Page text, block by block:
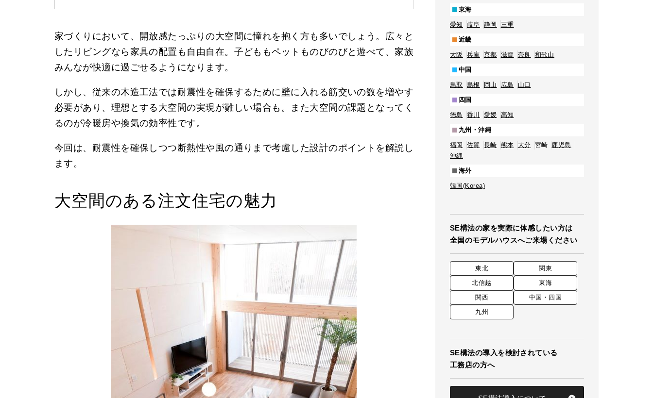
家づくりにおいて、開放感たっぷりの大空間に憧れを抱く方も多いでしょう。広々と
したリビングなら家具の配置も自由自在。子どももペットものびのびと遊べて、家族
みんなが快適に過ごせるようになります。
しかし、従来の木造工法では耐震性を確保するために壁に入れる筋交いの数を増やす
必要があり、理想とする大空間の実現が難しい場合も。また大空間の課題となってく
るのが冷暖房や換気の効率性です。
今回は、耐震性を確保しつつ断熱性や風の通りまで考慮した設計のポイントを解説し
ます。
大空間のある注文住宅の魅力
東海
愛知 岐阜 静岡 三重
近畿
大阪 兵庫 京都 滋賀 奈良 和歌山
中国
鳥取 島根 岡山 広島 山口
四国
徳島 香川 愛媛 高知
九州・沖縄
福岡 佐賀 長崎 熊本 大分 宮崎 鹿児島
沖縄
海外
韓国(Korea)
SE構法の家を実際に体感したい方は
全国のモデルハウスへご来場ください
東北
関東
北信越
東海
関西
中国・四国
九州
SE構法の導入を検討されている
工務店の方へ